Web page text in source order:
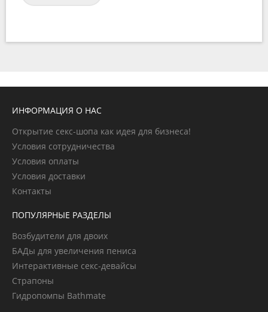
ИНФОРМАЦИЯ О НАС
Открытие секс-шопа как идея для бизнеса!
Условия сотрудничества
Условия оплаты
Условия доставки
Контакты
ПОПУЛЯРНЫЕ РАЗДЕЛЫ
Возбудители для двоих
БАДы для увеличения пениса
Интерактивные секс-девайсы
Страпоны
Гидропомпы Bathmate